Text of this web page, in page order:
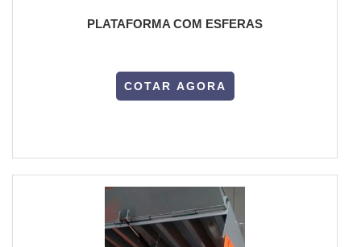
PLATAFORMA COM ESFERAS
COTAR AGORA